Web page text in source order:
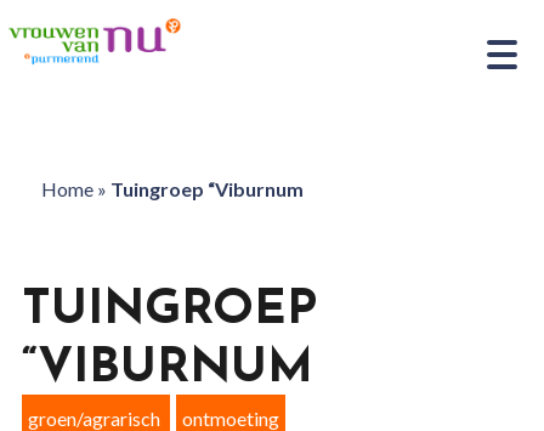
Home» Tuingroep “Viburnum
TUINGROEP
“VIBURNUM
groen/agrarisch ontmoeting